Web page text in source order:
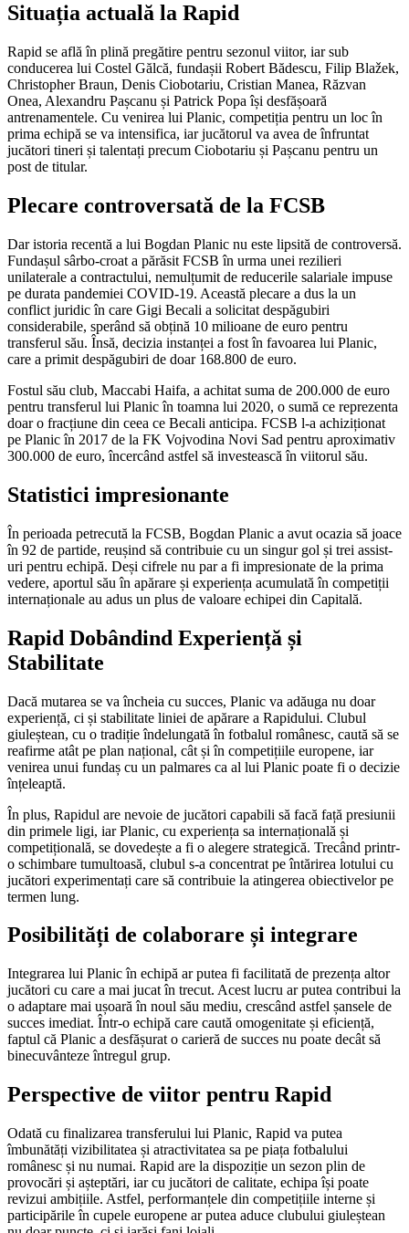
Situația actuală la Rapid
Rapid se află în plină pregătire pentru sezonul viitor, iar sub
conducerea lui Costel Gălcă, fundașii Robert Bădescu, Filip Blažek,
Christopher Braun, Denis Ciobotariu, Cristian Manea, Răzvan
Onea, Alexandru Pașcanu și Patrick Popa își desfășoară
antrenamentele. Cu venirea lui Planic, competiția pentru un loc în
prima echipă se va intensifica, iar jucătorul va avea de înfruntat
jucători tineri și talentați precum Ciobotariu și Pașcanu pentru un
post de titular.
Plecare controversată de la FCSB
Dar istoria recentă a lui Bogdan Planic nu este lipsită de controversă.
Fundașul sârbo-croat a părăsit FCSB în urma unei rezilieri
unilaterale a contractului, nemulțumit de reducerile salariale impuse
pe durata pandemiei COVID-19. Această plecare a dus la un
conflict juridic în care Gigi Becali a solicitat despăgubiri
considerabile, sperând să obțină 10 milioane de euro pentru
transferul său. Însă, decizia instanței a fost în favoarea lui Planic,
care a primit despăgubiri de doar 168.800 de euro.
Fostul său club, Maccabi Haifa, a achitat suma de 200.000 de euro
pentru transferul lui Planic în toamna lui 2020, o sumă ce reprezenta
doar o fracțiune din ceea ce Becali anticipa. FCSB l-a achiziționat
pe Planic în 2017 de la FK Vojvodina Novi Sad pentru aproximativ
300.000 de euro, încercând astfel să investească în viitorul său.
Statistici impresionante
În perioada petrecută la FCSB, Bogdan Planic a avut ocazia să joace
în 92 de partide, reușind să contribuie cu un singur gol și trei assist-
uri pentru echipă. Deși cifrele nu par a fi impresionate de la prima
vedere, aportul său în apărare și experiența acumulată în competiții
internaționale au adus un plus de valoare echipei din Capitală.
Rapid Dobândind Experiență și
Stabilitate
Dacă mutarea se va încheia cu succes, Planic va adăuga nu doar
experiență, ci și stabilitate liniei de apărare a Rapidului. Clubul
giuleștean, cu o tradiție îndelungată în fotbalul românesc, caută să se
reafirme atât pe plan național, cât și în competițiile europene, iar
venirea unui fundaș cu un palmares ca al lui Planic poate fi o decizie
înțeleaptă.
În plus, Rapidul are nevoie de jucători capabili să facă față presiunii
din primele ligi, iar Planic, cu experiența sa internațională și
competițională, se dovedește a fi o alegere strategică. Trecând printr-
o schimbare tumultoasă, clubul s-a concentrat pe întărirea lotului cu
jucători experimentați care să contribuie la atingerea obiectivelor pe
termen lung.
Posibilități de colaborare și integrare
Integrarea lui Planic în echipă ar putea fi facilitată de prezența altor
jucători cu care a mai jucat în trecut. Acest lucru ar putea contribui la
o adaptare mai ușoară în noul său mediu, crescând astfel șansele de
succes imediat. Într-o echipă care caută omogenitate și eficiență,
faptul că Planic a desfășurat o carieră de succes nu poate decât să
binecuvânteze întregul grup.
Perspective de viitor pentru Rapid
Odată cu finalizarea transferului lui Planic, Rapid va putea
îmbunătăți vizibilitatea și atractivitatea sa pe piața fotbalului
românesc și nu numai. Rapid are la dispoziție un sezon plin de
provocări și așteptări, iar cu jucători de calitate, echipa își poate
revizui ambițiile. Astfel, performanțele din competițiile interne și
participările în cupele europene ar putea aduce clubului giuleștean